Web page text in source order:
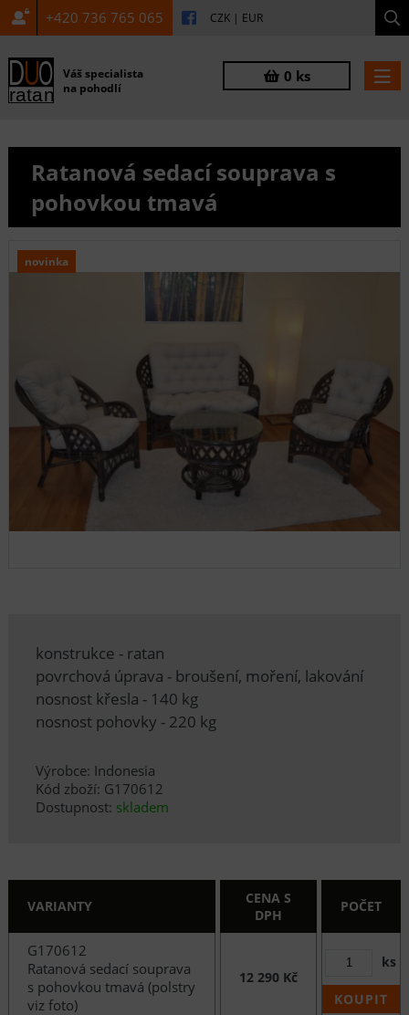
+420 736 765 065 CZK | EUR
Váš specialista
na pohodlí
0 ks
Ratanová sedací souprava s
pohovkou tmavá
novinka
konstrukce - ratan
povrchová úprava - broušení, moření, lakování
nosnost křesla - 140 kg
nosnost pohovky - 220 kg
Výrobce: Indonesia
Kód zboží: G170612
Dostupnost: skladem
VARIANTY
CENA S
DPH
POČET
G170612
Ratanová sedací souprava
s pohovkou tmavá (polstry
viz foto)
12 290 Kč
ks
KOUPIT